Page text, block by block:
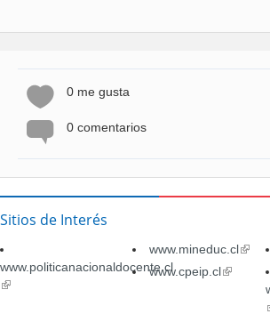
0 me gusta
0 comentarios
Sitios de Interés
www.politicanacionaldocente.cl
(link
www.mineduc.cl(link
www.cpeip.cl(link